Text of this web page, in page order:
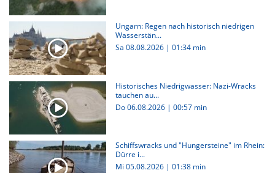
Ungarn: Regen nach historisch niedrigen
Wasserstän...
Sa 08.08.2026 |01:34 min
Historisches Niedrigwasser: Nazi-Wracks
tauchen au...
Do 06.08.2026 |00:57 min
Schiffswracks und "Hungersteine" im Rhein:
Dürre i...
Mi 05.08.2026 |01:38 min